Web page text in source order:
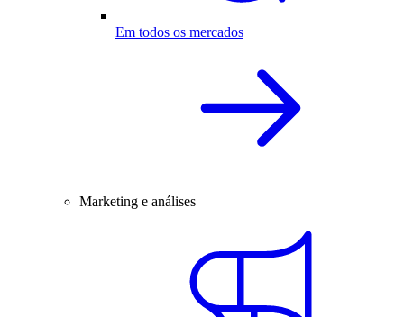
Em todos os mercados
Marketing e análises